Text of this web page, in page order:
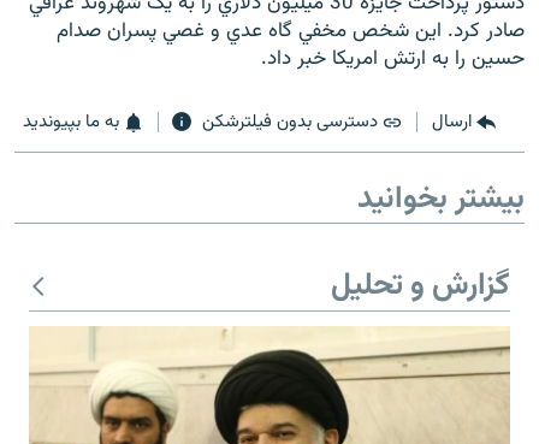
صادر کرد. اين شخص مخفي گاه عدي و غصي پسران صدام
حسين را به ارتش امريکا خبر داد.
ارسال دسترسی بدون فیلترشکن به ما بپیوندید
بیشتر بخوانید
گزارش و تحلیل